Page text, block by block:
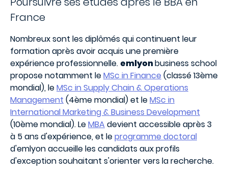
France
Nombreux sont les diplômés qui continuent leur
formation après avoir acquis une première
expérience professionnelle. emlyonbusiness school
propose notamment leMSc in Finance (classé 13ème
mondial), leMSc in Supply Chain & Operations
Management (4ème mondial) et leMSc in
International Marketing & Business Development
(10ème mondial). LeMBA devient accessible après 3
à 5 ans d'expérience, et leprogramme doctoral
d'emlyon accueille les candidats aux profils
d'exception souhaitant s'orienter vers la recherche.